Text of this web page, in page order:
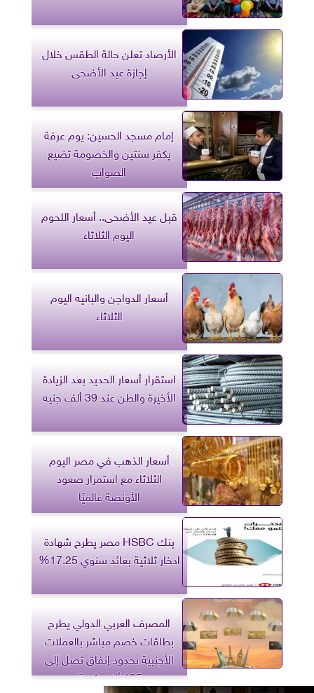
الأرصاد تعلن حالة الطقس خلال
إجازة عيد الأضحى
إمام مسجد الحسين: يوم عرفة
يكفر سنتين والخصومة تضيع
الصواب
قبل عيد الأضحى.. أسعار اللحوم
اليوم الثلاثاء
أسعار الدواجن والبانيه اليوم
الثلاثاء
استقرار أسعار الحديد بعد الزيادة
الأخيرة والطن عند 39 ألف جنيه
أسعار الذهب في مصر اليوم
الثلاثاء مع استمرار صعود
الأونصة عالميًا
بنك HSBC مصر يطرح شهادة
ادخار ثلاثية بعائد سنوي 17.25%
المصرف العربي الدولي يطرح
بطاقات خصم مباشر بالعملات
الأجنبية بحدود إنفاق تصل إلى
135 ألف شهريًا